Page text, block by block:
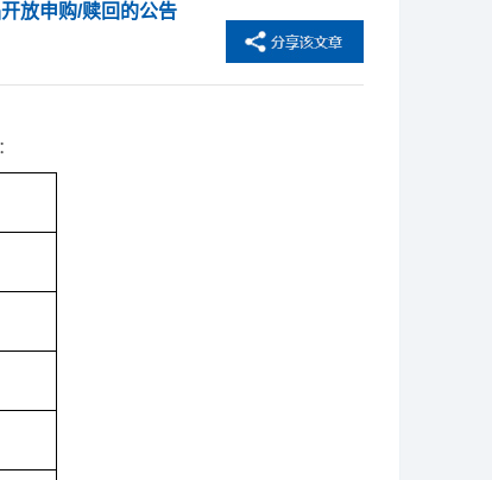
放申购/赎回的公告